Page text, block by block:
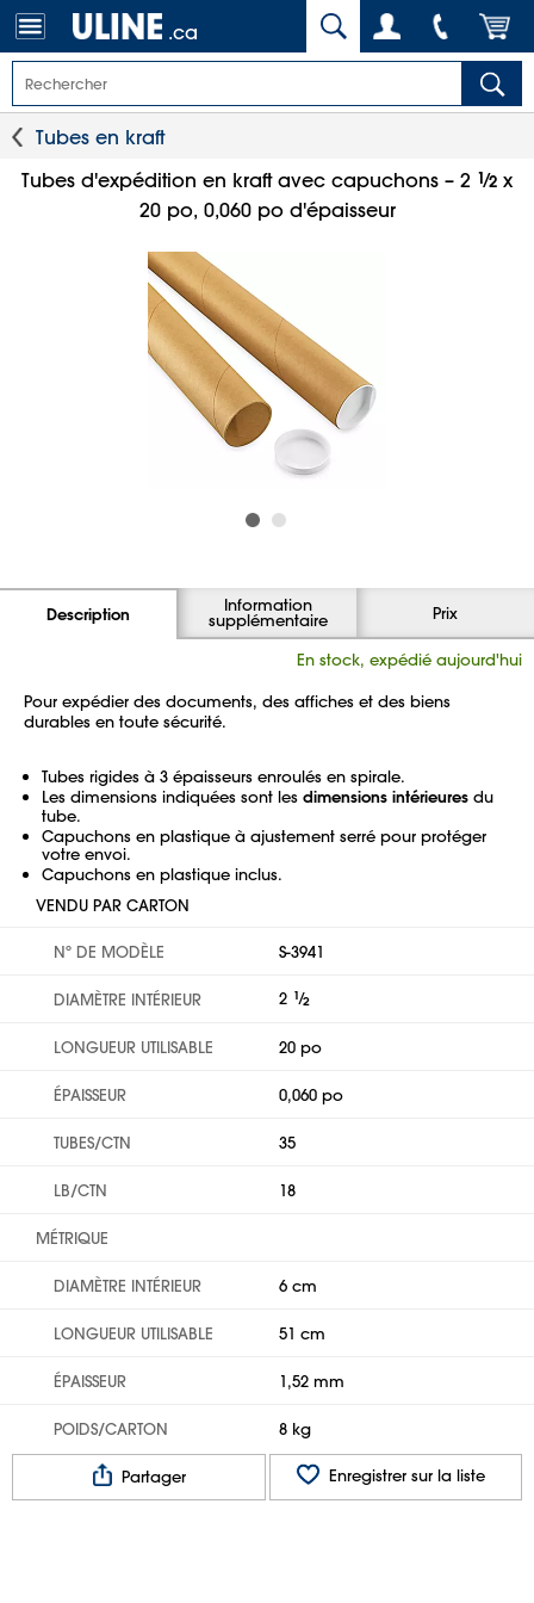
.ca
Tubes en kraft
Tubes d'expédition en kraft avec capuchons – 2 1⁄2 x
20 po, 0,060 po d'épaisseur
Description Information
supplémentaire Prix
En stock, expédié aujourd'hui
Pour expédier des documents, des affiches et des biens
durables en toute sécurité.
Tubes rigides à 3 épaisseurs enroulés en spirale.
Les dimensions indiquées sont les dimensions intérieures du
tube.
Capuchons en plastique à ajustement serré pour protéger
votre envoi.
Capuchons en plastique inclus.
VENDU PAR CARTON
Nº DE MODÈLE S-3941
DIAMÈTRE INTÉRIEUR 2 1⁄2
LONGUEUR UTILISABLE 20 po
ÉPAISSEUR 0,060 po
TUBES/CTN 35
LB/CTN 18
MÉTRIQUE
DIAMÈTRE INTÉRIEUR 6 cm
LONGUEUR UTILISABLE 51 cm
ÉPAISSEUR 1,52 mm
POIDS/CARTON 8 kg
Partager Enregistrer sur la liste